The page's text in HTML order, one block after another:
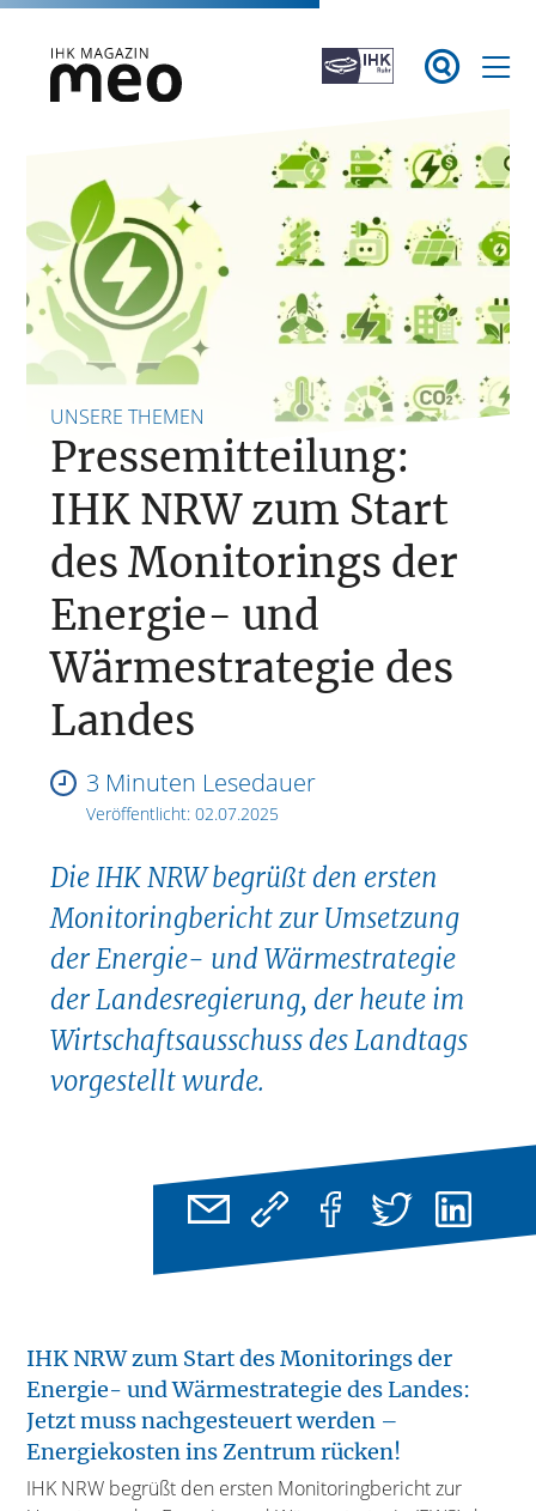

UNSERE THEMEN
Pressemitteilung:
IHK NRW zum Start
des Monitorings der
Energie- und
Wärmestrategie des
Landes
3 Minuten Lesedauer
Veröffentlicht:02.07.2025
Die IHK NRW begrüßt den ersten
Monitoringbericht zur Umsetzung
der Energie- und Wärmestrategie
der Landesregierung, der heute im
Wirtschaftsausschuss des Landtags
vorgestellt wurde.
IHK NRW zum Start des Monitorings der
Energie- und Wärmestrategie des Landes:
Jetzt muss nachgesteuert werden –
Energiekosten ins Zentrum rücken!
IHK NRW begrüßt den ersten Monitoringbericht zur